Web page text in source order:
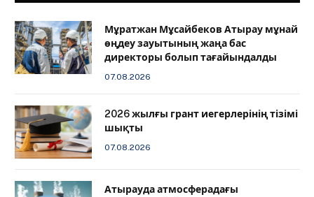
Мұратжан Мұсайбеков Атырау мұнай
өңдеу зауытының жаңа бас
директоры болып тағайындалды
07.08.2026
2026 жылғы грант иегерлерінің тізімі
шықты
07.08.2026
Атырауда атмосферадағы